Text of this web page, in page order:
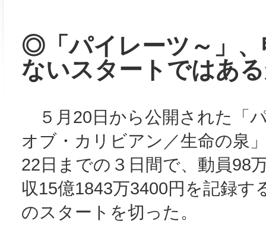
◎「パイレーツ～」、
ないスタートではあ
５月20日から公開された「
オブ・カリビアン／生命の泉
22日までの３日間で、動員98
収15億1843万3400円を記録す
のスタートを切った。